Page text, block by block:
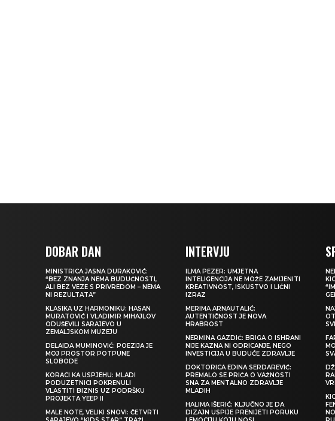
DOBAR DAN
MINISTRICA JASNA DURAKOVIĆ:
“BEZ ZNANJA NEMA BUDUĆNOSTI,
ALI BEZ VEZE S PRIVREDOM – NEMA
NI REZULTATA”
KLASIKA UZ HARMONIKU: HASAN
MURATOVIĆ I VLADIMIR MIHAJLOV
ODUŠEVILI SARAJEVO U
ZEMALJSKOM MUZEJU
DELAIDA MUMINOVIĆ: POEZIJA JE
MOJ PROSTOR POTPUNE
SLOBODE
KORACI KA USPJEHU: MLADI
PODUZETNICI POKRENULI
VLASTITI BIZNIS UZ PODRŠKU
PROJEKTA YEEP II
MALE NOTE, VELIKI SNOVI: ČETVRTI
INTERVJU
ILMA PEZER: UMJETNA
INTELIGENCIJA NE MOŽE ZAMIJENITI
KREATIVNOST, ISKUSTVO I LIČNI
IZRAZ
MERIMA ARNAUTALIĆ:
AUTENTIČNOST JE NOVA
HRABROST
NERMINA GAZDIĆ: BRIGA O ISHRANI
NIJE KAZNA NI ODRICANJE, NEGO
INVESTICIJA U BUDUĆE ZDRAVLJE
DOKTORICA EDINA SERDAREVIĆ:
PREMALO SE PRIČA O VAŽNOSTI
SNA ZA MENTALNO ZDRAVLJE
MLADIH
HALIMA IŠERIĆ: KLJUČNO JE DA
DIZAJN USPIJE PRENIJETI PORUKU